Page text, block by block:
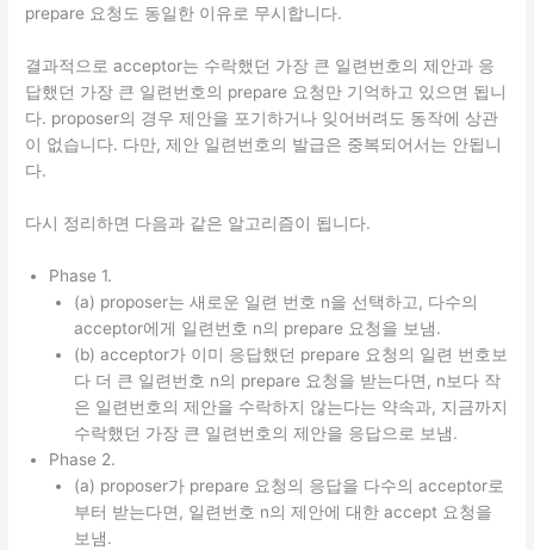
prepare 요청도 동일한 이유로 무시합니다.
결과적으로 acceptor는 수락했던 가장 큰 일련번호의 제안과 응
답했던 가장 큰 일련번호의 prepare 요청만 기억하고 있으면 됩니
다. proposer의 경우 제안을 포기하거나 잊어버려도 동작에 상관
이 없습니다. 다만, 제안 일련번호의 발급은 중복되어서는 안됩니
다.
다시 정리하면 다음과 같은 알고리즘이 됩니다.
Phase 1.
(a) proposer는 새로운 일련 번호 n을 선택하고, 다수의
acceptor에게 일련번호 n의 prepare 요청을 보냄.
(b) acceptor가 이미 응답했던 prepare 요청의 일련 번호보
다 더 큰 일련번호 n의 prepare 요청을 받는다면, n보다 작
은 일련번호의 제안을 수락하지 않는다는 약속과, 지금까지
수락했던 가장 큰 일련번호의 제안을 응답으로 보냄.
Phase 2.
(a) proposer가 prepare 요청의 응답을 다수의 acceptor로
부터 받는다면, 일련번호 n의 제안에 대한 accept 요청을
보냄.